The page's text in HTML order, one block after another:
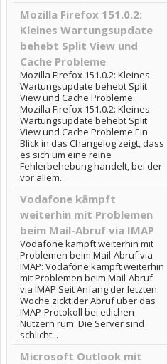
Mozilla Firefox 151.0.2:
Kleines Wartungsupdate
behebt Split View und
Cache Probleme
Mozilla Firefox 151.0.2: Kleines
Wartungsupdate behebt Split
View und Cache Probleme:
Mozilla Firefox 151.0.2: Kleines
Wartungsupdate behebt Split
View und Cache Probleme Ein
Blick in das Changelog zeigt, dass
es sich um eine reine
Fehlerbehebung handelt, bei der
vor allem...
Vodafone kämpft
weiterhin mit Problemen
beim Mail-Abruf via IMAP
Vodafone kämpft weiterhin mit
Problemen beim Mail-Abruf via
IMAP: Vodafone kämpft weiterhin
mit Problemen beim Mail-Abruf
via IMAP Seit Anfang der letzten
Woche zickt der Abruf über das
IMAP-Protokoll bei etlichen
Nutzern rum. Die Server sind
schlicht...
Microsoft Outlook mit